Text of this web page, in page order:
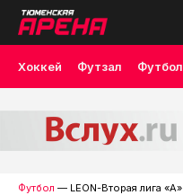
Хоккей Футзал Футбол
Футбол — LEON-Вторая лига «А»